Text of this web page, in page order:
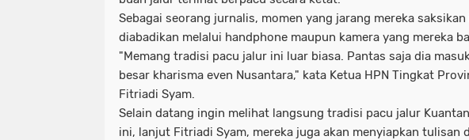
Sebagai seorang jurnalis, momen yang jarang mereka
diabadikan melalui handphone maupun kamera yang mereka
"Memang tradisi pacu jalur ini luar biasa. Pantas saja dia
besar kharisma even Nusantara," kata Ketua HPN Tingkat
Fitriadi Syam.
Selain datang ingin melihat langsung tradisi pacu jalur
ini, lanjut Fitriadi Syam, mereka juga akan menyiapkan tulisan